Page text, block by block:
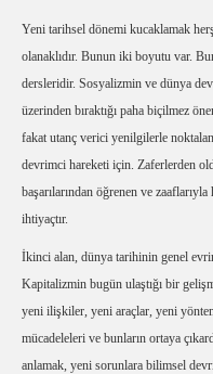
Yeni tarihsel dönemi kucaklamak
olanaklıdır. Bunun iki boyutu var.
dersleridir. Sosyalizmin ve dünya
üzerinden bıraktığı paha biçilmez
fakat utanç verici yenilgilerle
devrimci hareketi için. Zaferlerden
başarılarından öğrenen ve
ihtiyaçtır.
İkinci alan, dünya tarihinin genel
Kapitalizmin bugün ulaştığı bir
yeni ilişkiler, yeni araçlar, yeni
mücadeleleri ve bunların ortaya
anlamak, yeni sorunlara bilimsel